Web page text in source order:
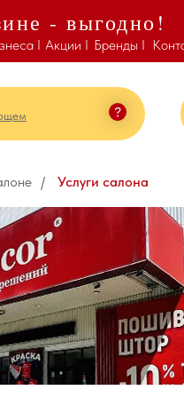
- выгодно!
Бренды I
Акции I
I
/ Услуги салона